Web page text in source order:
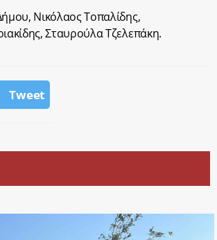
Νικόλαος Τοπαλίδης,
Σταυρούλα Τζελεπάκη.
Tweet